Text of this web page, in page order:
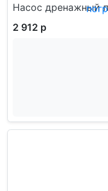
Насос дренажный
2 912 р